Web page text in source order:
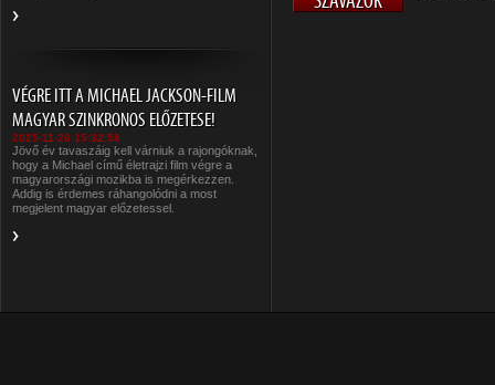
VÉGRE ITT A MICHAEL JACKSON-FILM
MAGYAR SZINKRONOS ELŐZETESE!
2025-11-26 15:32:58
Jövő év tavaszáig kell várniuk a rajongóknak,
hogy a Michael című életrajzi film végre a
magyarországi mozikba is megérkezzen.
Addig is érdemes ráhangolódni a most
megjelent magyar előzetessel.